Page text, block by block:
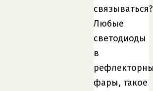
Любые
светодиоды
в
фары, такое